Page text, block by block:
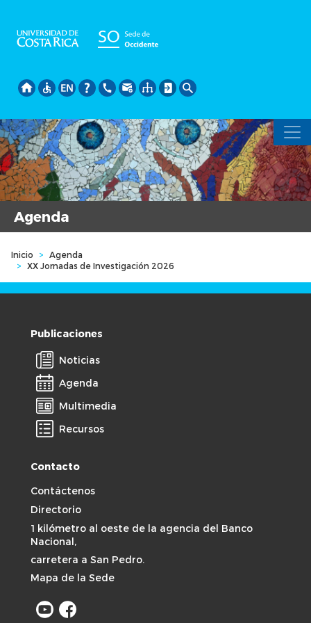
contenido
principal
Agenda
Inicio >
Agenda
>
XX Jornadas de Investigación 2026
Publicaciones
Noticias
Agenda
Multimedia
Recursos
Contacto
Contáctenos
Directorio
1 kilómetro al oeste de la agencia del Banco
Nacional,
carretera a San Pedro.
Mapa de la Sede